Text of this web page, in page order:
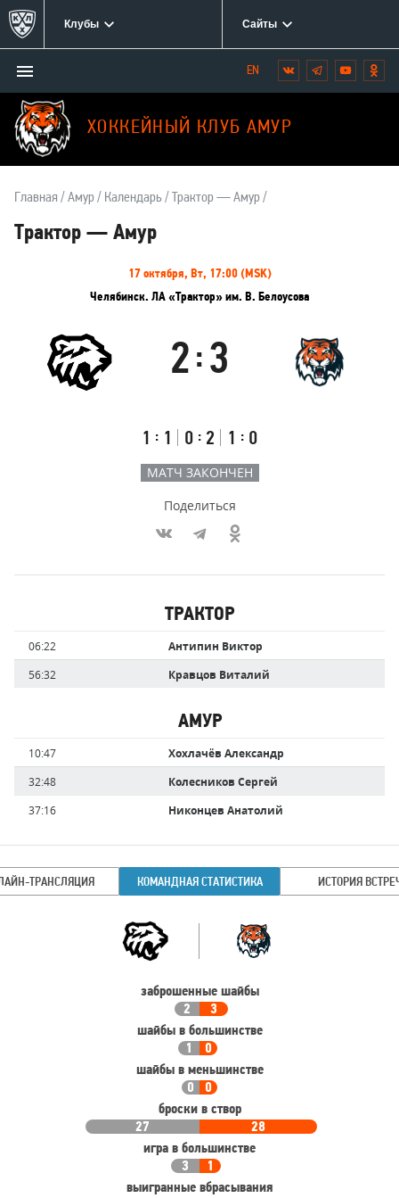
Клубы Сайты
ХОККЕЙНЫЙ КЛУБ АМУР
Открыть/
закрыть
меню
Мы
в
социальных
сетях:
Вконтакте
Telegram
YouTube
Главная Амур Календарь Трактор — Амур
Трактор — Амур
17 октября, Вт, 17:00 (MSK)
Челябинск. ЛА «Трактор» им. В. Белоусова
Результаты
Трактор
Итоговый
2 : 3
Первый
тайм
1 : 1
Второй
тайм
0 : 2
Третий
тайм
1 : 0
Амур
МАТЧ ЗАКОНЧЕН
Поделиться
забившие
голы
ТРАКТОР
Время Имя
игрока
06:22
Антипин Виктор
56:32
Кравцов Виталий
АМУР
Время Имя
10:47
Хохлачёв Александр
32:48
Колесников Сергей
37:16
Никонцев Анатолий
ТРАНСЛЯЦИЯ КОМАНДНАЯ СТАТИСТИКА ИСТОРИЯ
Командная
статистика
Команда
заброшенные шайбы
2
3
шайбы в большинстве
1
0
шайбы в меньшинстве
0
0
броски в створ
27
28
игра в большинстве
3
1
выигранные вбрасывания